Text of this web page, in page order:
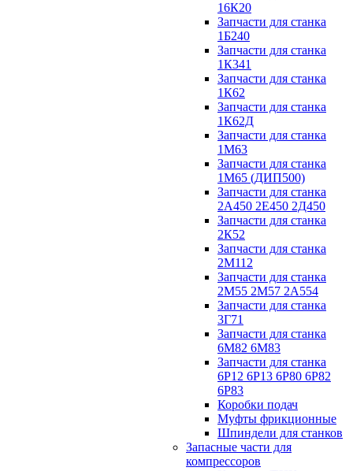
16К20
Запчасти для станка
1Б240
Запчасти для станка
1К341
Запчасти для станка
1К62
Запчасти для станка
1К62Д
Запчасти для станка
1М63
Запчасти для станка
1М65 (ДИП500)
Запчасти для станка
2А450 2Е450 2Д450
Запчасти для станка
2К52
Запчасти для станка
2М112
Запчасти для станка
2М55 2М57 2А554
Запчасти для станка
3Г71
Запчасти для станка
6М82 6М83
Запчасти для станка
6Р12 6Р13 6Р80 6Р82
6Р83
Коробки подач
Муфты фрикционные
Шпиндели для станков
Запасные части для
компрессоров